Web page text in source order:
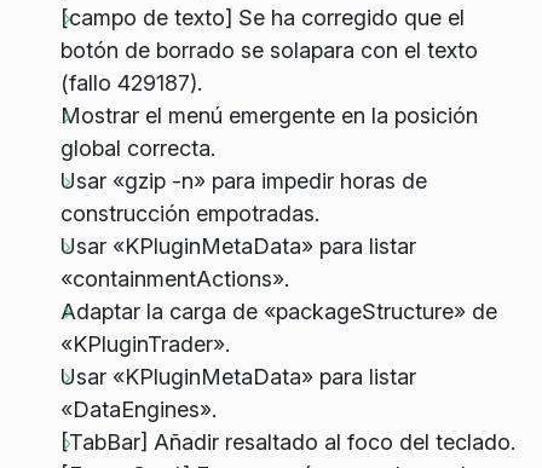
[campo de texto] Se ha corregido que el
botón de borrado se solapara con el texto
(fallo 429187).
Mostrar el menú emergente en la posición
global correcta.
Usar «gzip -n» para impedir horas de
construcción empotradas.
Usar «KPluginMetaData» para listar
«containmentActions».
Adaptar la carga de «packageStructure» de
«KPluginTrader».
Usar «KPluginMetaData» para listar
«DataEngines».
[TabBar] Añadir resaltado al foco del teclado.